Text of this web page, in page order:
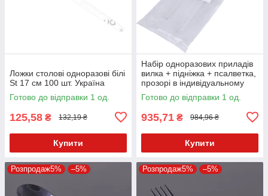
Ложки столові одноразові білі
St 17 см 100 шт. Україна
Готово до відправки 1 од.
125,58 ₴ 132,19 ₴
Купити
Набір одноразових приладів
вилка + підніжка + псалветка,
прозорі в індивідуальному
пакованні 100 шт.
Готово до відправки 1 од.
935,71 ₴ 984,96 ₴
Купити
Розпродаж5% –5% Розпродаж5% –5%